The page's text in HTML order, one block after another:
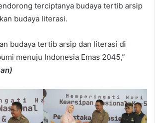
terciptanya budaya tertib arsip
budaya literasi.
budaya tertib arsip dan literasi di
menuju Indonesia Emas 2045,”